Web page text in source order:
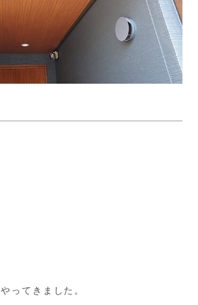
ってきました。